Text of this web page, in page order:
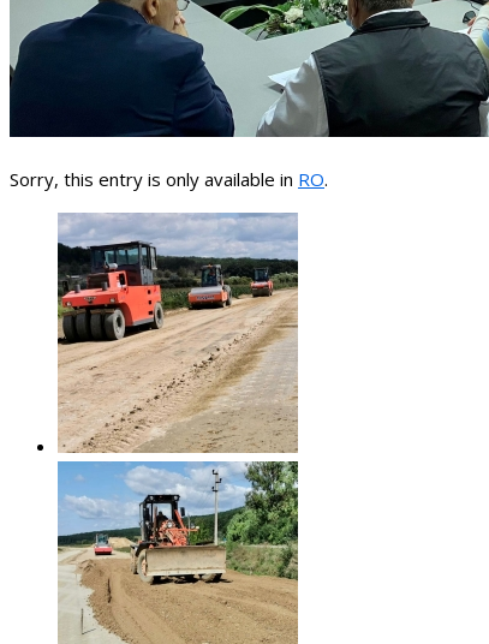
Sorry, this entry is only available in RO.